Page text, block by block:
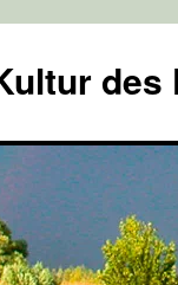
des